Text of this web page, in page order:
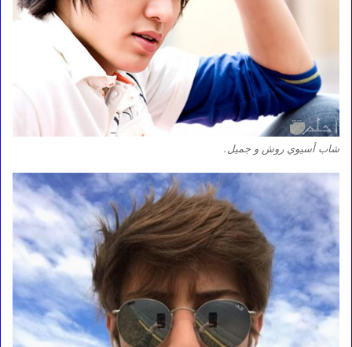
شاب أسيوي روش و جميل.